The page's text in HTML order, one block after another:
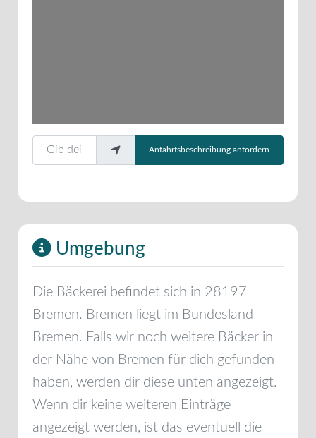
Gib deinen Standort ein.
Anfahrtsbeschreibung anfordern
Umgebung
Die Bäckerei befindet sich in 28197
Bremen. Bremen liegt im Bundesland
Bremen. Falls wir noch weitere Bäcker in
der Nähe von Bremen für dich gefunden
haben, werden dir diese unten angezeigt.
Wenn dir keine weiteren Einträge
angezeigt werden, ist das eventuell die